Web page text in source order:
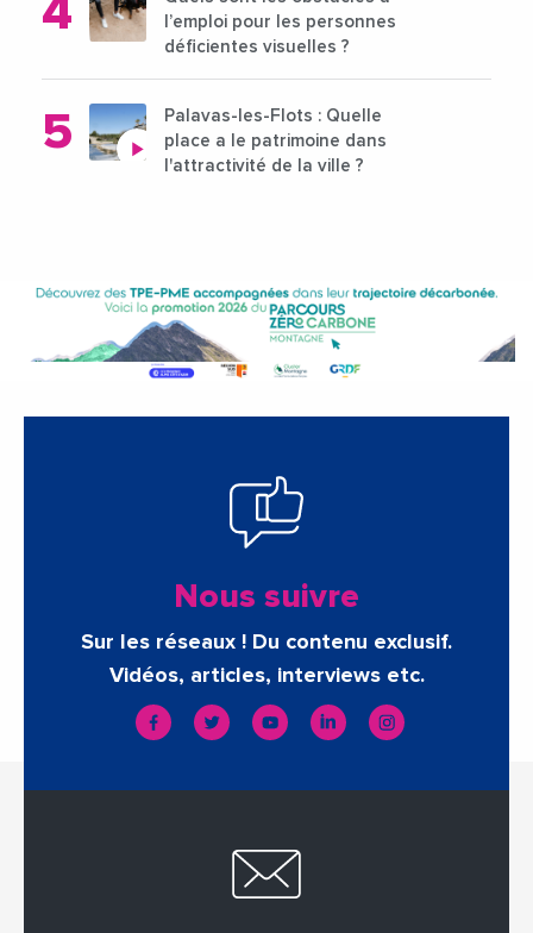
l’emploi pour les personnes
déficientes visuelles ?
Palavas-les-Flots : Quelle
place a le patrimoine dans
l'attractivité de la ville ?
Nous suivre
Sur les réseaux ! Du contenu exclusif.
Vidéos, articles, interviews etc.